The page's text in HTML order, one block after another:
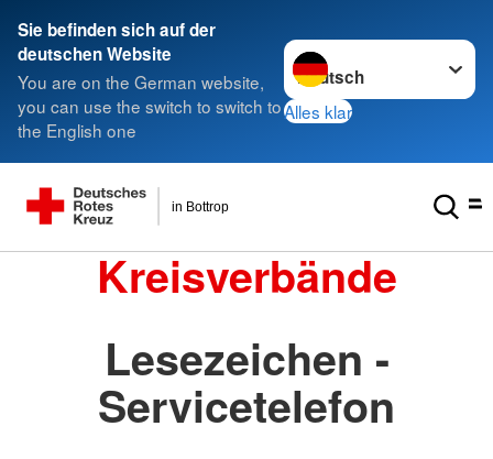
Sie befinden sich auf der
deutschen Website
You are on the German website,
you can use the switch to switch to
the English one
Sprache wechseln zu
Alles klar
in Bottrop
Kreisverbände
Lesezeichen -
Servicetelefon